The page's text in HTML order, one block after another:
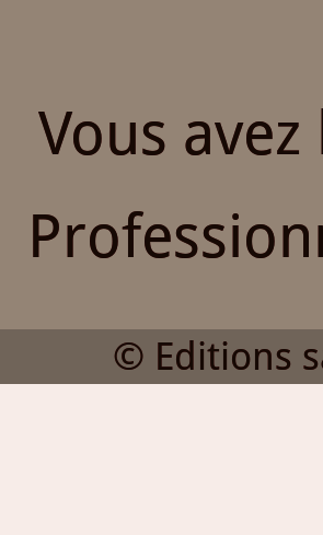
Vous
© Editions